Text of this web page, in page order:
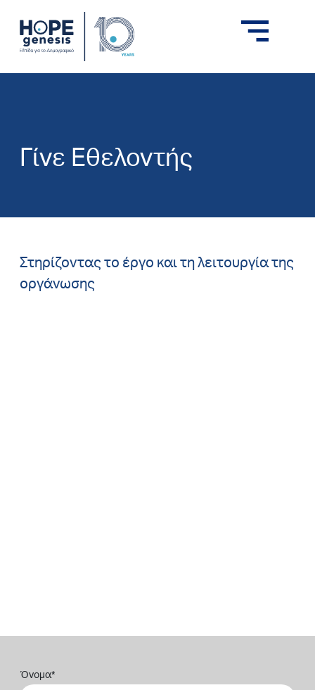
Γίνε Eθελοντής
Στηρίζοντας το έργο και τη λειτουργία της
οργάνωσης
Όνομα*